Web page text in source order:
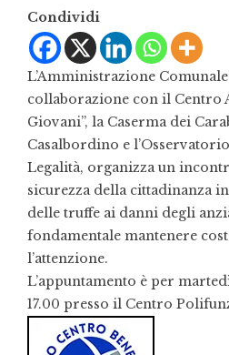
Condividi
L’Amministrazione
collaborazione con il Centro
Giovani”, la Caserma dei
Casalbordino e
Legalità, organizza un
sicurezza della cittadinanza
delle truffe ai danni degli
fondamentale mantenere
l’attenzione.
L’appuntamento è per
17.00 presso il Centro